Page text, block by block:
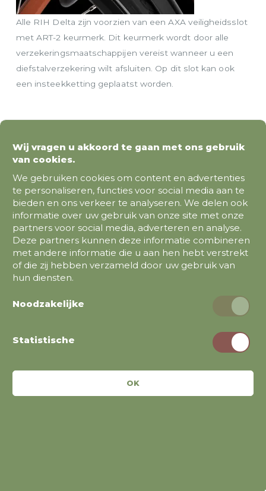
Alle RIH Delta zijn voorzien van een AXA veiligheidsslot
met ART-2 keurmerk. Dit keurmerk wordt door alle
verzekeringsmaatschappijen vereist wanneer u een
diefstalverzekering wilt afsluiten. Op dit slot kan ook
een insteekketting geplaatst worden.
De bijgeleverde lader levert een stroom van 4A zodat
meegeleverde beschermhoes zorgt voor een
Wij vragen u akkoord te gaan met ons gebruik
van cookies.
We gebruiken cookies om content en advertenties
te personaliseren, functies voor social media aan te
bieden en ons verkeer te analyseren. We delen ook
informatie over uw gebruik van onze site met onze
partners voor social media, adverteren en analyse.
Deze partners kunnen deze informatie combineren
met andere informatie die u aan hen hebt verstrekt
of die zij hebben verzameld door uw gebruik van
hun diensten.
Noodzakelijke
Statistische
OK